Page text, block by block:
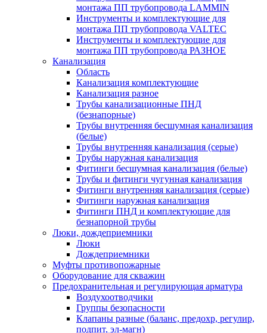
монтажа ПП трубопровода LAMMIN
Инструменты и комплектующие для
монтажа ПП трубопровода VALTEC
Инструменты и комплектующие для
монтажа ПП трубопровода РАЗНОЕ
Канализация
Область
Канализация комплектующие
Канализация разное
Трубы канализационные ПНД
(безнапорные)
Трубы внутренняя бесшумная канализация
(белые)
Трубы внутренняя канализация (серые)
Трубы наружная канализация
Фитинги бесшумная канализация (белые)
Трубы и фитинги чугунная канализация
Фитинги внутренняя канализация (серые)
Фитинги наружная канализация
Фитинги ПНД и комплектующие для
безнапорной трубы
Люки, дождеприемники
Люки
Дождеприемники
Муфты противопожарные
Оборудование для скважин
Предохранительная и регулирующая арматура
Воздухоотводчики
Группы безопасности
Клапаны разные (баланс, предохр, регулир,
подпит, эл-магн)